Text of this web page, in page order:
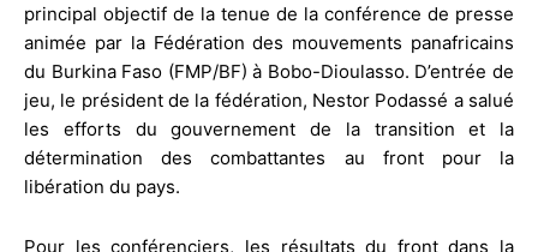
principal objectif de la tenue de la conférence de presse
animée par la Fédération des mouvements panafricains
du Burkina Faso (FMP/BF) à Bobo-Dioulasso. D’entrée de
jeu, le président de la fédération, Nestor Podassé a salué
les efforts du gouvernement de la transition et la
détermination des combattantes au front pour la
libération du pays.
Pour les conférenciers, les résultats du front dans la